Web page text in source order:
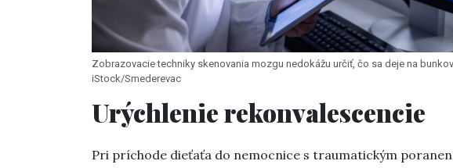
Zobrazovacie techniky skenovania mozgu nedokážu určiť, čo sa deje na
iStock/Smederevac
Urýchlenie rekonvalescencie
Pri príchode dieťaťa do nemocnice s traumatickým